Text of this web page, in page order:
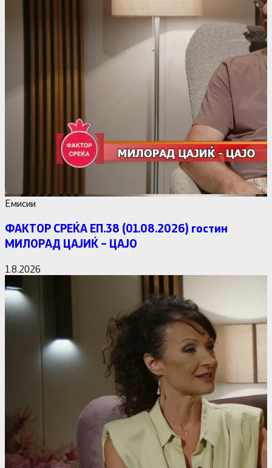
Емисии
ФАКТОР СРЕЌА ЕП.38 (01.08.2026) гостин
МИЛОРАД ЦАЈИЌ – ЦАЈО
1.8.2026